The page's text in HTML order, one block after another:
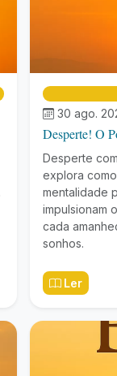
30 ago.
Desperte! O
Desperte
explora
mentalidade
impulsionam
cada
sonhos.
Ler